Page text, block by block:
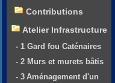
Contributions
Atelier Infrastructure
- 1 Gard fou Caténaires
- 2 Murs et murets bâtis
- 3 Aménagement d'un